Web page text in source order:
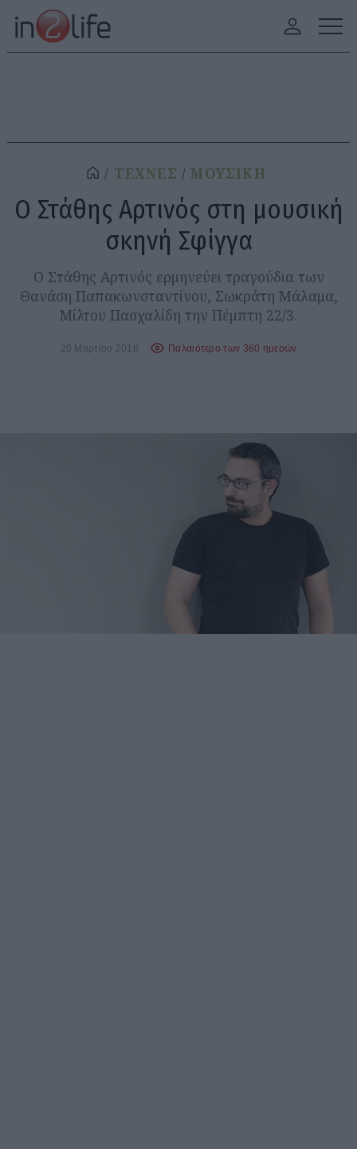
ΤΕΧΝΕΣ ΜΟΥΣΙΚΗ
Ο Στάθης Αρτινός στη μουσική
σκηνή Σφίγγα
Ο Στάθης Αρτινός ερμηνεύει τραγούδια των
Θανάση Παπακωνσταντίνου, Σωκράτη Μάλαμα,
Μίλτου Πασχαλίδη την Πέμπτη 22/3.
20 Μαρτίου 2018 Παλαιότερο των 360 ημερών